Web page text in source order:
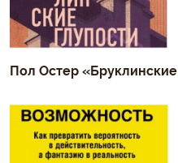
Пол Остер